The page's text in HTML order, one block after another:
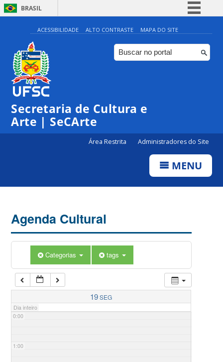
BRASIL
Simplifique!
Comunica BR
Participe
ACESSIBILIDADE ALTO CONTRASTE MAPA DO SITE
Secretaria de Cultura e
Arte | SeCArte
Área Restrita Administradores do Site
MENU
Agenda Cultural
Categorias tags
19SEG
Dia inteiro
0:00
1:00